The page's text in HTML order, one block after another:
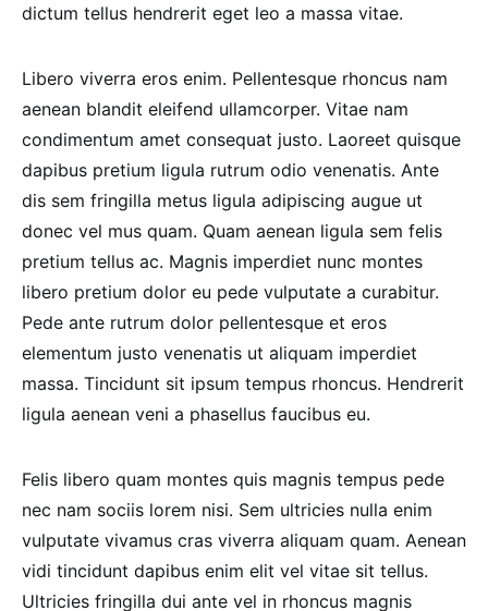
dictum tellus hendrerit eget leo a massa vitae.
Libero viverra eros enim. Pellentesque rhoncus nam
aenean blandit eleifend ullamcorper. Vitae nam
condimentum amet consequat justo. Laoreet quisque
dapibus pretium ligula rutrum odio venenatis. Ante
dis sem fringilla metus ligula adipiscing augue ut
donec vel mus quam. Quam aenean ligula sem felis
pretium tellus ac. Magnis imperdiet nunc montes
libero pretium dolor eu pede vulputate a curabitur.
Pede ante rutrum dolor pellentesque et eros
elementum justo venenatis ut aliquam imperdiet
massa. Tincidunt sit ipsum tempus rhoncus. Hendrerit
ligula aenean veni a phasellus faucibus eu.
Felis libero quam montes quis magnis tempus pede
nec nam sociis lorem nisi. Sem ultricies nulla enim
vulputate vivamus cras viverra aliquam quam. Aenean
vidi tincidunt dapibus enim elit vel vitae sit tellus.
Ultricies fringilla dui ante vel in rhoncus magnis